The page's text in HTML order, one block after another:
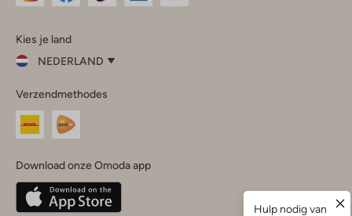
InstagramFacebook
Kies je land
NEDERLAND
je
land
Nederland
Belgique(Français)
Deutschland
Verzendmethodes
Download onze Omoda app